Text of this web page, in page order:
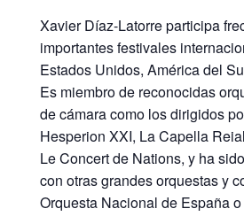
Xavier Díaz-Latorre participa
importantes festivales
Estados Unidos, América del
Es miembro de reconocidas
de cámara como los dirigidos
Hesperion XXI, La Capella
Le Concert de Nations, y ha
con otras grandes orquestas y
Orquesta Nacional de España